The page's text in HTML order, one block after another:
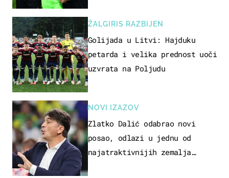
ŽALGIRIS RAZBIJEN
Golijada u Litvi: Hajduku
petarda i velika prednost uoči
uzvrata na Poljudu
NOVI IZAZOV
Zlatko Dalić odabrao novi
posao, odlazi u jednu od
najatraktivnijih zemalja